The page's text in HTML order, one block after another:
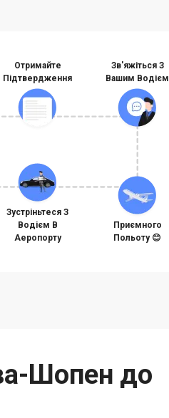
Отримайте
Підтвердження
Зв'яжіться З
Вашим Водієм
Зустріньтеся З
Водієм В
Аеропорту
Приємного
Польоту 😊
Шопен до